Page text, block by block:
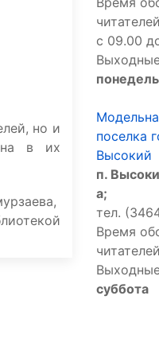
но и
в их
с 09.00
поселка
Высокий
п.
а;
тел.
Время
суббота